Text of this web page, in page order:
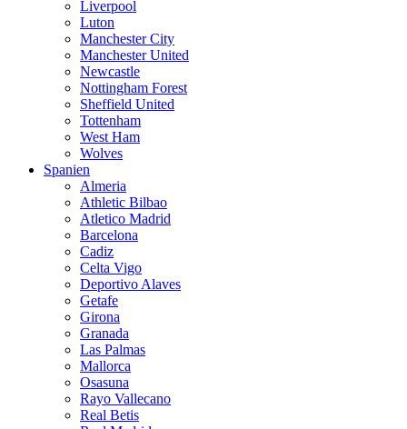
Liverpool
Luton
Manchester City
Manchester United
Newcastle
Nottingham Forest
Sheffield United
Tottenham
West Ham
Wolves
Spanien
Almeria
Athletic Bilbao
Atletico Madrid
Barcelona
Cadiz
Celta Vigo
Deportivo Alaves
Getafe
Girona
Granada
Las Palmas
Mallorca
Osasuna
Rayo Vallecano
Real Betis